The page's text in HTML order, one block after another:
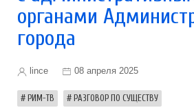
органами
города
lince 08 апреля 2025
РИМ-ТВ РАЗГОВОР ПО СУЩЕСТВУ